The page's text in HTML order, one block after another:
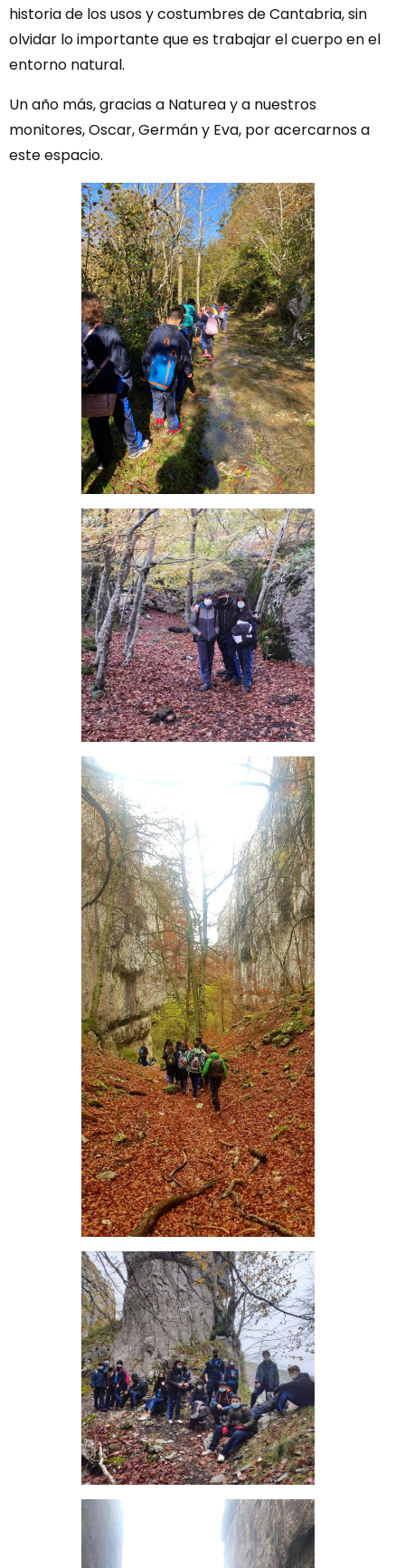
historia de los usos y costumbres de Cantabria, sin
olvidar lo importante que es trabajar el cuerpo en el
entorno natural.
Un año más, gracias a Naturea y a nuestros
monitores, Oscar, Germán y Eva, por acercarnos a
este espacio.